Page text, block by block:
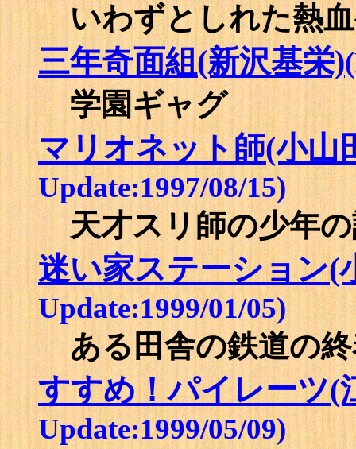
いわずとしれた熱
三年奇面組(新沢基栄)
学園ギャグ
マリオネット師(小山
Update:1997/08/15)
天才スリ師の少年
迷い家ステーション(
Update:1999/01/05)
ある田舎の鉄道の
すすめ！パイレーツ(
Update:1999/05/09)